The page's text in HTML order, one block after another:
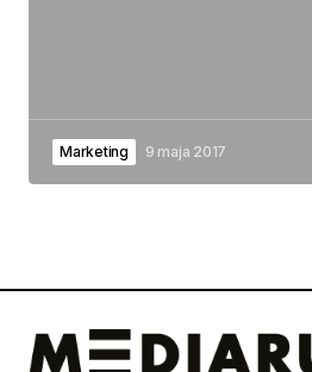
Marketing 9 maja 2017